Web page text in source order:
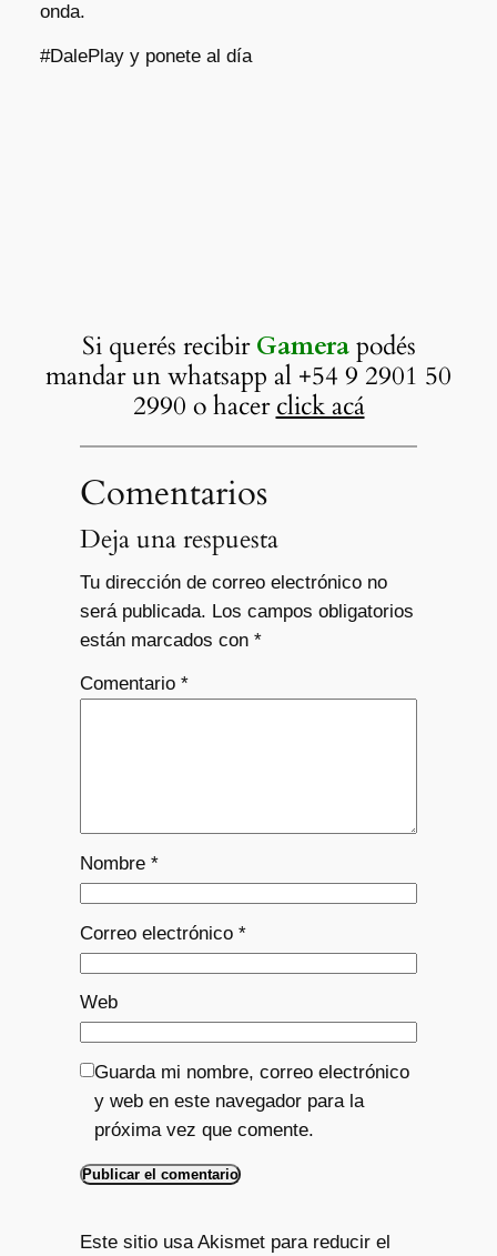
onda.
#DalePlay y ponete al día
Si querés recibirGamerapodés
mandar un whatsapp al +54 9 2901 50
2990 o hacerclick acá
Comentarios
Deja una respuesta
Tu dirección de correo electrónico no
será publicada. Los campos obligatorios
están marcados con *
Comentario *
Nombre *
Correo electrónico *
Web
Guarda mi nombre, correo electrónico
y web en este navegador para la
próxima vez que comente.
Este sitio usa Akismet para reducir el